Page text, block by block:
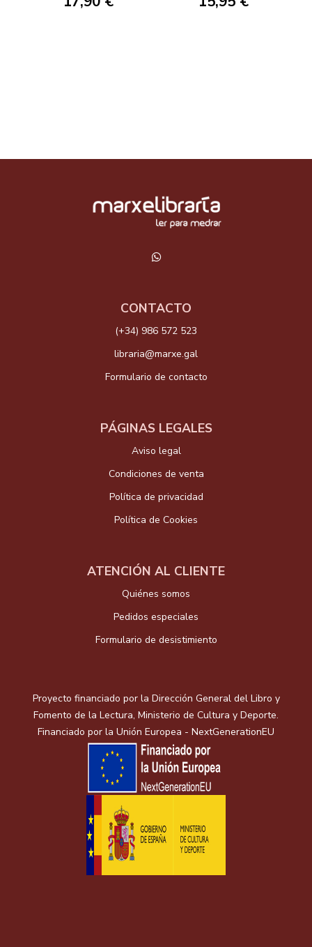
CONTACTO
(+34) 986 572 523
libraria@marxe.gal
Formulario de contacto
PÁGINAS LEGALES
Aviso legal
Condiciones de venta
Política de privacidad
Política de Cookies
ATENCIÓN AL CLIENTE
Quiénes somos
Pedidos especiales
Formulario de desistimiento
Proyecto financiado por la Dirección General del Libro y
Fomento de la Lectura, Ministerio de Cultura y Deporte.
Financiado por la Unión Europea - NextGenerationEU